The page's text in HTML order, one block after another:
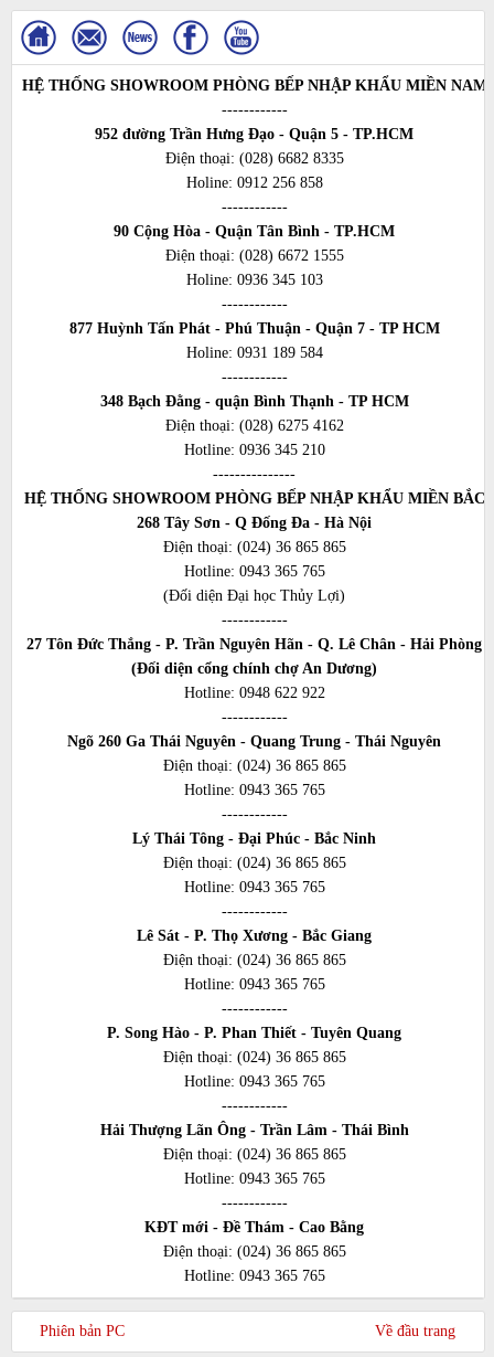
HỆ THỐNG SHOWROOM PHÒNG BẾP NHẬP KHẨU MIỀN NAM
------------
952 đường Trần Hưng Đạo - Quận 5 - TP.HCM
Điện thoại: (028) 6682 8335
Holine: 0912 256 858
------------
90 Cộng Hòa - Quận Tân Bình - TP.HCM
Điện thoại: (028) 6672 1555
Holine: 0936 345 103
------------
877 Huỳnh Tấn Phát - Phú Thuận - Quận 7 - TP HCM
Holine: 0931 189 584
------------
348 Bạch Đằng - quận Bình Thạnh - TP HCM
Điện thoại: (028) 6275 4162
Hotline: 0936 345 210
---------------
HỆ THỐNG SHOWROOM PHÒNG BẾP NHẬP KHẨU MIỀN BẮC
268 Tây Sơn - Q Đống Đa - Hà Nội
Điện thoại: (024) 36 865 865
Hotline: 0943 365 765
(Đối diện Đại học Thủy Lợi)
------------
27 Tôn Đức Thắng - P. Trần Nguyên Hãn - Q. Lê Chân - Hải Phòng
(Đối diện cổng chính chợ An Dương)
Hotline: 0948 622 922
------------
Ngõ 260 Ga Thái Nguyên - Quang Trung - Thái Nguyên
Điện thoại: (024) 36 865 865
Hotline: 0943 365 765
------------
Lý Thái Tông - Đại Phúc - Bắc Ninh
Điện thoại: (024) 36 865 865
Hotline: 0943 365 765
------------
Lê Sát - P. Thọ Xương - Bắc Giang
Điện thoại: (024) 36 865 865
Hotline: 0943 365 765
------------
P. Song Hào - P. Phan Thiết - Tuyên Quang
Điện thoại: (024) 36 865 865
Hotline: 0943 365 765
------------
Hải Thượng Lãn Ông - Trần Lâm - Thái Bình
Điện thoại: (024) 36 865 865
Hotline: 0943 365 765
------------
KĐT mới - Đề Thám - Cao Bằng
Điện thoại: (024) 36 865 865
Hotline: 0943 365 765
Phiên bản PC Về đầu trang